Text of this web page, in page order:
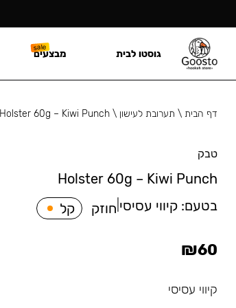
דף הבית\ תערובת לעישון \
Holster 60g – Kiwi Punch
טבק
Holster 60g – Kiwi Punch
בטעם: קיווי עסיסי חוזק קל
₪60
קיווי עסיסי
גוסטו לבית מבצעים